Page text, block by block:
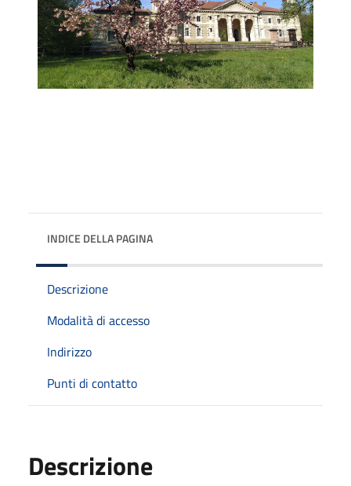
INDICE DELLA PAGINA
Descrizione
Modalità di accesso
Indirizzo
Punti di contatto
Descrizione